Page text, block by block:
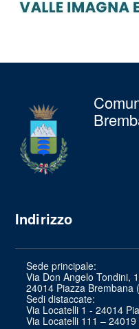
Indirizzo
Sede principale:
Via Don Angelo Tondini,
24014 Piazza Brembana
Sedi distaccate:
Via Locatelli 1 - 24014
Via Locatelli 111 –